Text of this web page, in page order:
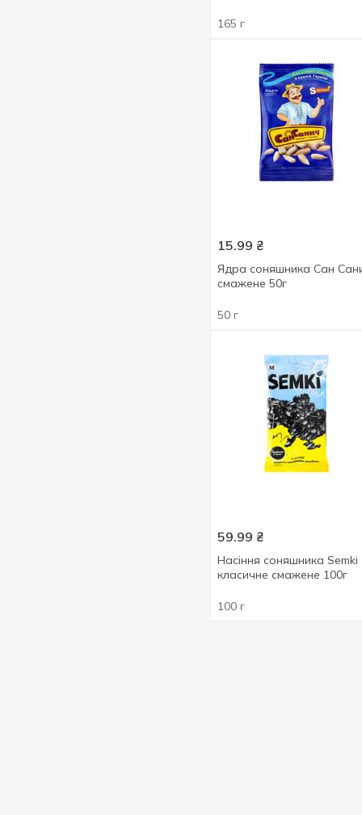
165 г
15.99 ₴
Ядра соняшника Сан
смажене 50г
50 г
59.99 ₴
Насіння соняшника Semki
класичне смажене 100г
100 г